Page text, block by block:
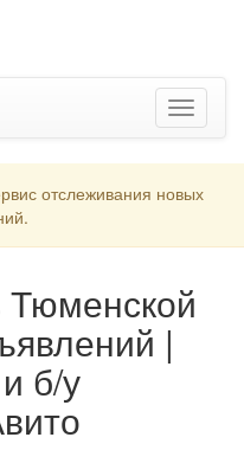
Toggle
navigation
отслеживания новых
Тюменской
|
б/у